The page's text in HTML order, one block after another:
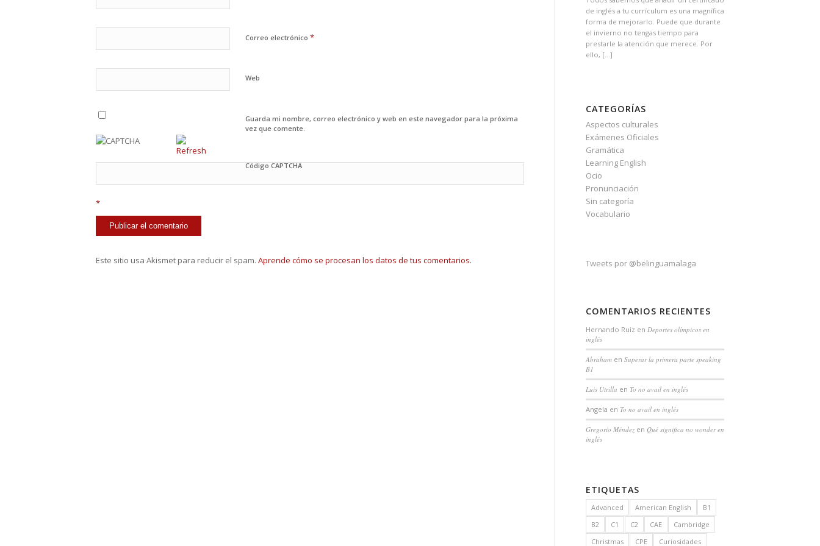
Correo electrónico *
Web
Guarda mi nombre, correo electrónico y web en este navegador para la próxima
vez que comente.
Código CAPTCHA
*
Este sitio usa Akismet para reducir el spam. Aprende cómo se procesan los datos de tus comentarios.
de inglés a tu currículum es una magnífica
forma de mejorarlo. Puede que durante
el invierno no tengas tiempo para
prestarle la atención que merece. Por
ello, […]
CATEGORÍAS
Aspectos culturales
Exámenes Oficiales
Gramática
Learning English
Ocio
Pronunciación
Sin categoría
Vocabulario
Tweets por @belinguamalaga
COMENTARIOS RECIENTES
Hernando Ruiz en Deportes olímpicos en
inglés
Abrahamen Superar la primera parte speaking
B1
Luis Utrilla en To no avail en inglés
Angela en To no avail en inglés
Gregorio Méndezen Qué significa no wonder en
inglés
ETIQUETAS
Advanced American English
B1
B2
C1 C2 CAE
Cambridge
Christmas
CPE Curiosidades